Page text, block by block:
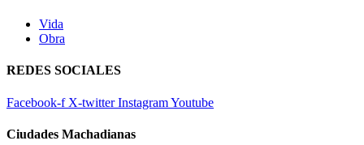
Vida
Obra
REDES SOCIALES
Facebook-f X-twitter InstagramYoutube
Ciudades Machadianas